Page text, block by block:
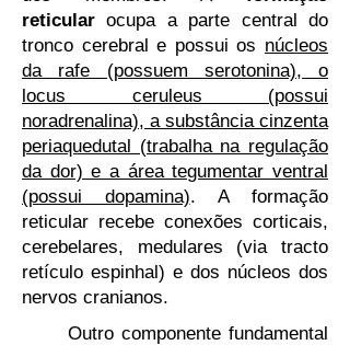
reticular ocupa a parte central do
tronco cerebral e possui os núcleos
da rafe (possuem serotonina), o
locus ceruleus (possui
noradrenalina), a substância cinzenta
periaquedutal (trabalha na regulação
da dor) e a área tegumentar ventral
(possui dopamina). A formação
reticular recebe conexões corticais,
cerebelares, medulares (via tracto
retículo espinhal) e dos núcleos dos
nervos cranianos.
Outro componente fundamental